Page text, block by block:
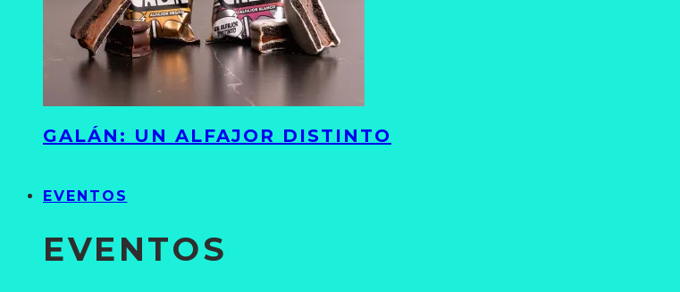
GALÁN: UN ALFAJOR DISTINTO
EVENTOS
EVENTOS